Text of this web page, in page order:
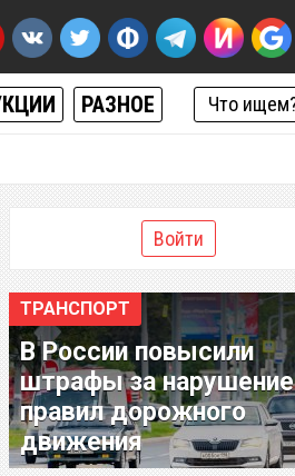
РАЗНОЕ
Войти
ТРАНСПОРТ
В России повысили
штрафы за нарушение
правил дорожного
движения